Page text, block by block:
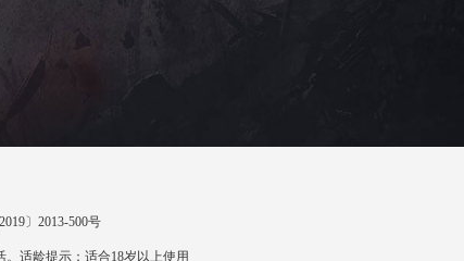
〕2013-500号
适龄提示：适合18岁以上使用